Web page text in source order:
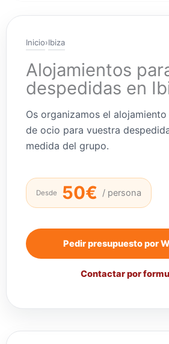
Inicio›Ibiza
Alojamientos
despedidas en
Os organizamos el
de ocio para vuestra
medida del grupo.
Desde 50€ / persona
Pedir presupuesto por
Contactar por